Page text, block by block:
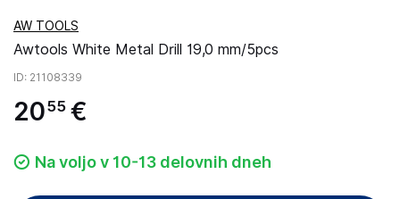
AW TOOLS
Awtools White Metal Drill 19,0 mm/5pcs
ID: 21108339
2055 €
Na voljo v 10-13 delovnih dneh